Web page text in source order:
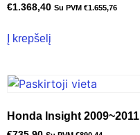
€1.368,40 Su PVM €1.655,76
Į krepšelį
Honda Insight 2009~2011